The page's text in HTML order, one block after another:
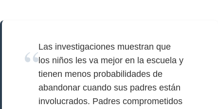
Las investigaciones muestran que
los niños les va mejor en la escuela y
tienen menos probabilidades de
abandonar cuando sus padres están
involucrados. Padres comprometidos